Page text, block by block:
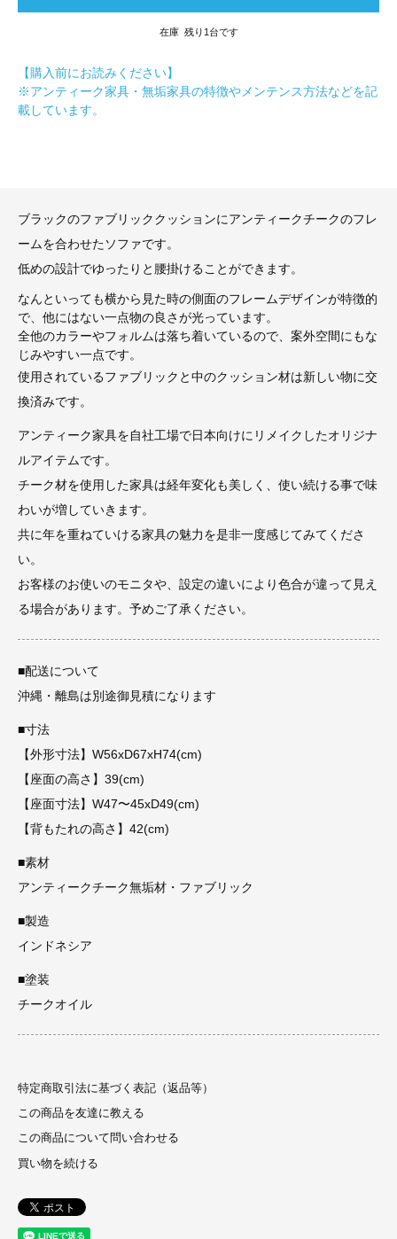
在庫 残り1台です
【購入前にお読みください】
※アンティーク家具・無垢家具の特徴やメンテンス方法などを記
載しています。
ブラックのファブリッククッションにアンティークチークのフレ
ームを合わせたソファです。
低めの設計でゆったりと腰掛けることができます。
なんといっても横から見た時の側面のフレームデザインが特徴的
で、他にはない一点物の良さが光っています。
全他のカラーやフォルムは落ち着いているので、案外空間にもな
じみやすい一点です。
使用されているファブリックと中のクッション材は新しい物に交
換済みです。
アンティーク家具を自社工場で日本向けにリメイクしたオリジナ
ルアイテムです。
チーク材を使用した家具は経年変化も美しく、使い続ける事で味
わいが増していきます。
共に年を重ねていける家具の魅力を是非一度感じてみてくださ
い。
お客様のお使いのモニタや、設定の違いにより色合が違って見え
る場合があります。予めご了承ください。
■配送について
沖縄・離島は別途御見積になります
■寸法
【外形寸法】W56xD67xH74(cm)
【座面の高さ】39(cm)
【座面寸法】W47〜45xD49(cm)
【背もたれの高さ】42(cm)
■素材
アンティークチーク無垢材・ファブリック
■製造
インドネシア
■塗装
チークオイル
特定商取引法に基づく表記（返品等）
この商品を友達に教える
この商品について問い合わせる
買い物を続ける